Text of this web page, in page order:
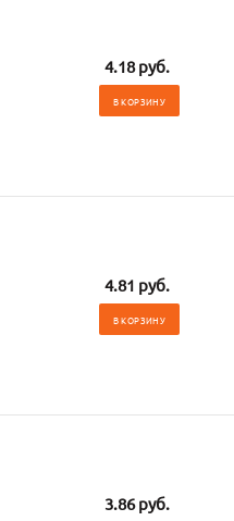
4.18 руб.
В КОРЗИНУ
4.81 руб.
В КОРЗИНУ
3.86 руб.